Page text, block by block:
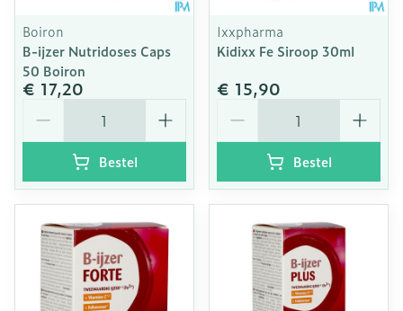
Boiron
B-ijzer Nutridoses Caps
50 Boiron
€ 17,20
Bestel
Ixxpharma
Kidixx Fe Siroop 30ml
€ 15,90
Bestel